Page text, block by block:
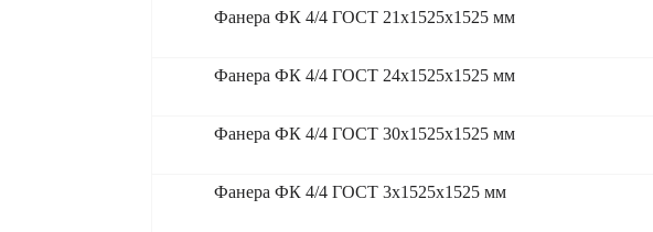
Фанера ФК 4/4 ГОСТ 21x1525x1525 мм
Фанера ФК 4/4 ГОСТ 24x1525x1525 мм
Фанера ФК 4/4 ГОСТ 30x1525x1525 мм
Фанера ФК 4/4 ГОСТ 3x1525x1525 мм